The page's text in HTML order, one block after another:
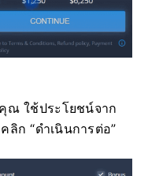
ณ ใช้ประโยชน์จาก
ลิก “ดำเนินการต่อ”